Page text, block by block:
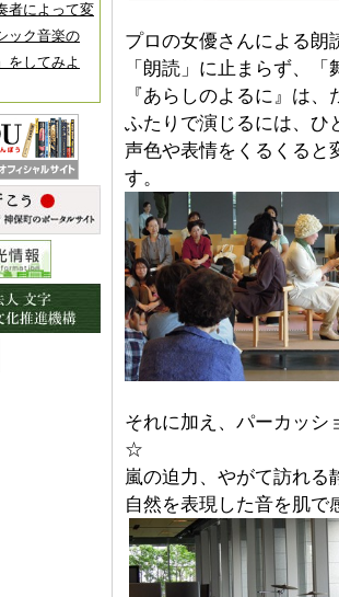
者によって変
ック音楽の
をしてみよ
プロの女優さんによる朗
「朗読」に止まらず、
『あらしのよるに』は
ふたりで演じるには、ひ
声色や表情をくるくると
す。
それに加え、パーカッシ
☆
嵐の迫力、やがて訪れる
自然を表現した音を肌で